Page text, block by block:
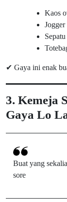
Kaos
Jogger
✔ Gaya ini enak
3. Kemeja
Gaya Lo
Buat yang
sore